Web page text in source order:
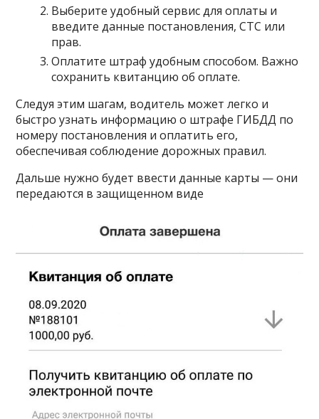
Выберите удобный сервис для оплаты и
введите данные постановления, СТС или
прав.
Оплатите штраф удобным способом. Важно
сохранить квитанцию об оплате.
Следуя этим шагам, водитель может легко и
быстро узнать информацию о штрафе ГИБДД по
номеру постановления и оплатить его,
обеспечивая соблюдение дорожных правил.
Дальше нужно будет ввести данные карты — они
передаются в защищенном виде